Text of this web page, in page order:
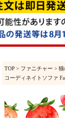
TOP > ファニチャー > 猫
コーディネイトソファ